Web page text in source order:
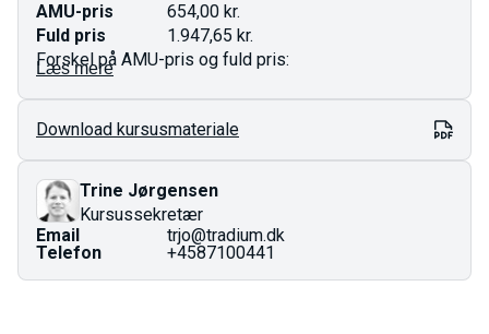
AMU-pris
654,00 kr.
Fuld pris
1.947,65 kr.
Forskel på AMU-pris og fuld pris:
AMU-pris gælder for ufaglærte og faglærte.
Fuld pris er den totale pris for kurset og gælder som
regel dig med en videregående uddannelse.
Prisen på AMU-kurser er fastlagt i finansloven og kan
ændres ved årsskiftet.
Læs mere
Download kursusmateriale
Trine Jørgensen
Kursussekretær
Email
trjo@tradium.dk
Telefon
+4587100441